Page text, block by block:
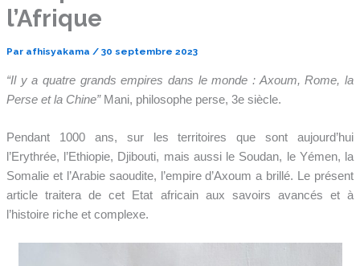
l’Afrique
Par afhisyakama / 30 septembre 2023
“Il y a quatre grands empires dans le monde : Axoum, Rome, la
Perse et la Chine”Mani, philosophe perse, 3e siècle.
Pendant 1000 ans, sur les territoires que sont aujourd’hui
l’Erythrée, l’Ethiopie, Djibouti, mais aussi le Soudan, le Yémen, la
Somalie et l’Arabie saoudite, l’empire d’Axoum a brillé. Le présent
article traitera de cet Etat africain aux savoirs avancés et à
l’histoire riche et complexe.